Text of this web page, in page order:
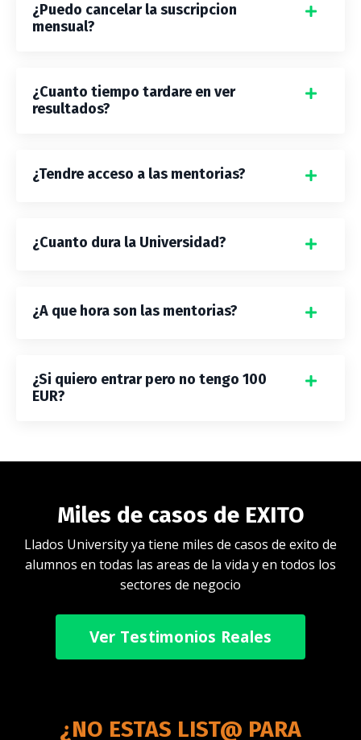
¿Puedo cancelar la suscripcion
mensual?
¿Cuanto tiempo tardare en ver
resultados?
¿Tendre acceso a las mentorias?
¿Cuanto dura la Universidad?
¿A que hora son las mentorias?
¿Si quiero entrar pero no tengo 100
EUR?
Miles de casos de EXITO
Llados University ya tiene miles de casos de exito de
alumnos en todas las areas de la vida y en todos los
sectores de negocio
Ver Testimonios Reales
¿NO ESTAS LIST@ PARA